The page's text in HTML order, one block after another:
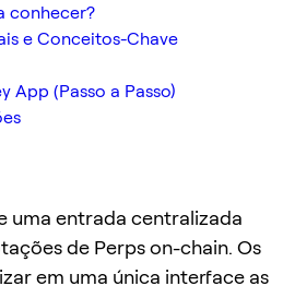
conhecer?
e Conceitos-Chave
App (Passo a Passo)
uma entrada centralizada
de Perps on-chain. Os
em uma única interface as